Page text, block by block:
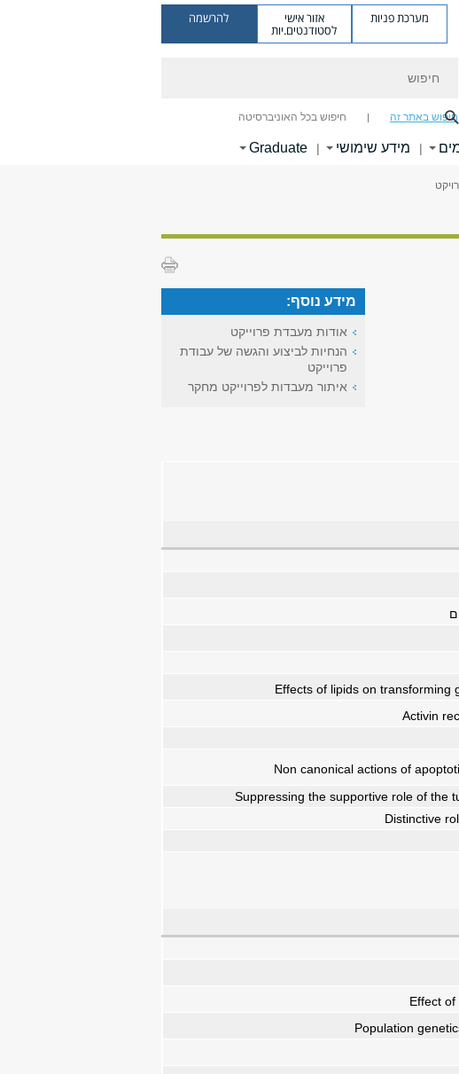
מערכת פניות אזור אישי
לסטודנטים.יות
להרשמה
חיפוש באתר זה חיפוש בכל האוניברסיטה
| מידע שימושי |
Graduate
מידע נוסף:
אודות מעבדת פרוייקט
הנחיות לביצוע והגשה של עבודת
פרוייקט
איתור מעבדות לפרוייקט מחקר
Effects of lipids on transforming
Activin
Non canonical actions of
Suppressing the supportive role of the
Distinctive
Effect
Population